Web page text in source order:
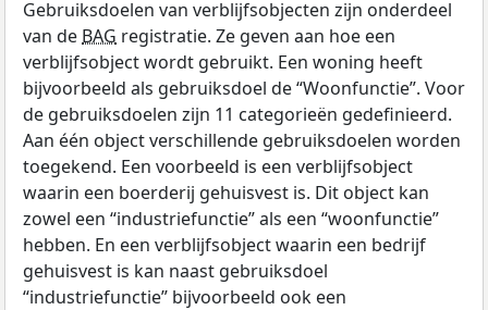
Gebruiksdoelen van verblijfsobjecten zijn onderdeel
van de BAG registratie. Ze geven aan hoe een
verblijfsobject wordt gebruikt. Een woning heeft
bijvoorbeeld als gebruiksdoel de “Woonfunctie”. Voor
de gebruiksdoelen zijn 11 categorieën gedefinieerd.
Aan één object verschillende gebruiksdoelen worden
toegekend. Een voorbeeld is een verblijfsobject
waarin een boerderij gehuisvest is. Dit object kan
zowel een “industriefunctie” als een “woonfunctie”
hebben. En een verblijfsobject waarin een bedrijf
gehuisvest is kan naast gebruiksdoel
“industriefunctie” bijvoorbeeld ook een